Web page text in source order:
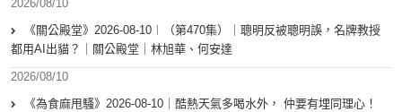
2026/08/10
《關公殿堂》2026-08-10︱（第470集）｜聰明反被聰明誤，名牌教授
都用AI出貓？｜關公殿堂｜林旭華、何安達
2026/08/10
《為食麻甩騷》2026-08-10｜酷熱天氣多喝水外， 仲要有埋同理心！